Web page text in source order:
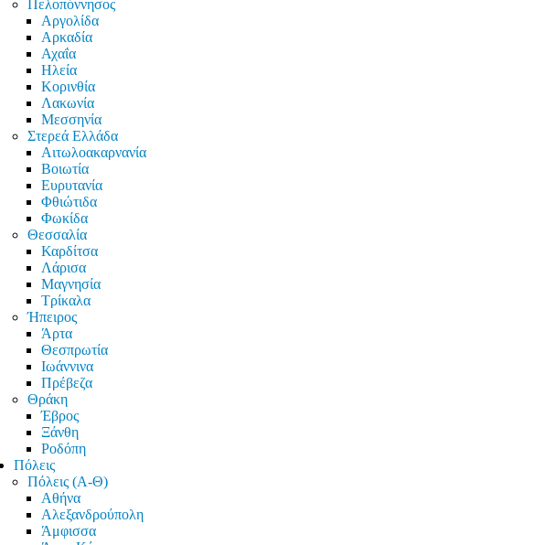
Πελοπόννησος
Αργολίδα
Αρκαδία
Αχαΐα
Ηλεία
Κορινθία
Λακωνία
Μεσσηνία
Στερεά Ελλάδα
Αιτωλοακαρνανία
Βοιωτία
Ευρυτανία
Φθιώτιδα
Φωκίδα
Θεσσαλία
Καρδίτσα
Λάρισα
Μαγνησία
Τρίκαλα
Ήπειρος
Άρτα
Θεσπρωτία
Ιωάννινα
Πρέβεζα
Θράκη
Έβρος
Ξάνθη
Ροδόπη
Πόλεις
Πόλεις (Α-Θ)
Αθήνα
Αλεξανδρούπολη
Άμφισσα